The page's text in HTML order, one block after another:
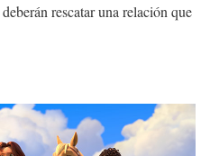
rescatar una relación que